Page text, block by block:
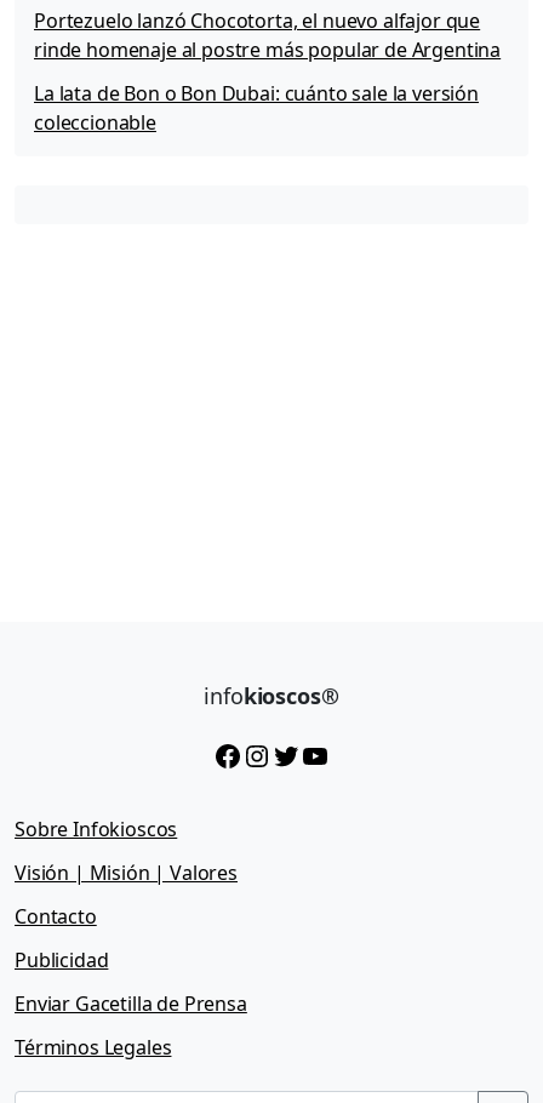
Portezuelo lanzó Chocotorta, el nuevo alfajor que
rinde homenaje al postre más popular de Argentina
La lata de Bon o Bon Dubai: cuánto sale la versión
coleccionable
infokioscos®
Facebook InstagramTwitter YouTube
Sobre Infokioscos
Visión | Misión | Valores
Contacto
Publicidad
Enviar Gacetilla de Prensa
Términos Legales